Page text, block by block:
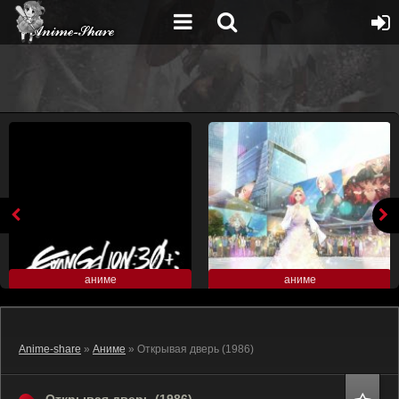
аниме аниме
Anime-share » Аниме » Открывая дверь (1986)